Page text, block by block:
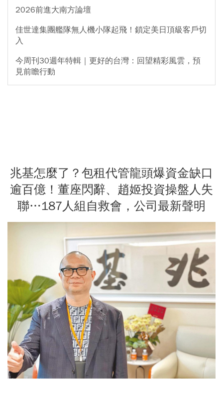
2026前進大南方論壇
佳世達集團艦隊無人機小隊起飛！鎖定美日頂級客戶切
入
今周刊30週年特輯｜更好的台灣：回望精彩風雲，預
見前瞻行動
兆基怎麼了？包租代管龍頭爆資金缺口
逾百億！董座閃辭、趙姬投資操盤人失
聯…187人組自救會，公司最新聲明